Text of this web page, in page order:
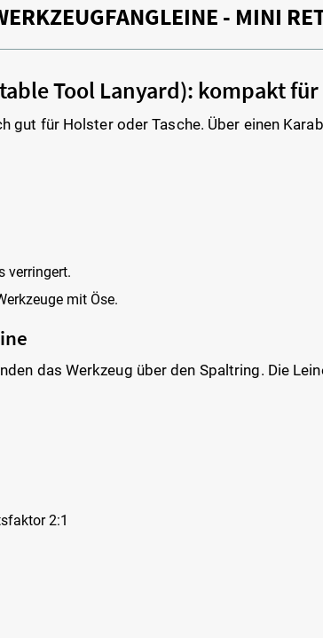
- MINI
Tool Lanyard): kompakt
für Holster oder Tasche. Über einen
verringert.
mit Öse.
das Werkzeug über den Spaltring. Die
2:1